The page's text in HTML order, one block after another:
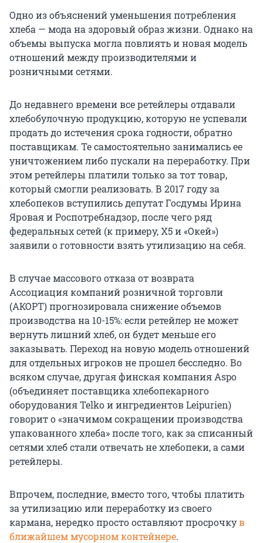
Одно из объяснений уменьшения потребления
хлеба — мода на здоровый образ жизни. Однако на
объемы выпуска могла повлиять и новая модель
отношений между производителями и
розничными сетями.
До недавнего времени все ретейлеры отдавали
хлебобулочную продукцию, которую не успевали
продать до истечения срока годности, обратно
поставщикам. Те самостоятельно занимались ее
уничтожением либо пускали на переработку. При
этом ретейлеры платили только за тот товар,
который смогли реализовать. В 2017 году за
хлебопеков вступились депутат Госдумы Ирина
Яровая и Роспотребнадзор, после чего ряд
федеральных сетей (к примеру, Х5 и «Окей»)
заявили о готовности взять утилизацию на себя.
В случае массового отказа от возврата
Ассоциация компаний розничной торговли
(АКОРТ) прогнозировала снижение объемов
производства на 10-15%: если ретейлер не может
вернуть лишний хлеб, он будет меньше его
заказывать. Переход на новую модель отношений
для отдельных игроков не прошел бесследно. Во
всяком случае, другая финская компания Aspo
(объединяет поставщика хлебопекарного
оборудования Telko и ингредиентов Leipurien)
говорит о «значимом сокращении производства
упакованного хлеба» после того, как за списанный
сетями хлеб стали отвечать не хлебопеки, а сами
ретейлеры.
Впрочем, последние, вместо того, чтобы платить
за утилизацию или переработку из своего
кармана, нередко просто оставляют просрочкув
ближайшем мусорном контейнере.